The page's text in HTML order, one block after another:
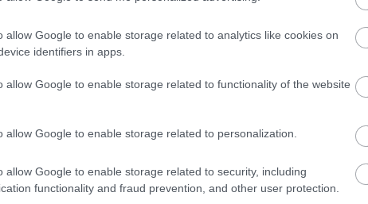
allow Google to enable storage related to analytics like cookies on
identifiers in apps.
allow Google to enable storage related to functionality of the website
allow Google to enable storage related to personalization.
allow Google to enable storage related to security, including
functionality and fraud prevention, and other user protection.
az iskolában?
KULTÚRA
Fehér Gáspár író: „Az